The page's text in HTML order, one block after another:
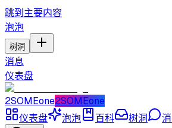
跳到主要内容
泡泡
树洞
消息
仪表盘
2SOMEone2SOMEone
仪表盘
泡泡 百科 树洞